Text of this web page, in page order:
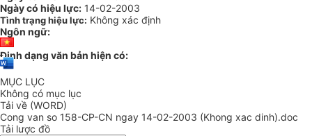
Ngày có hiệu lực: 14-02-2003
Tình trạng hiệu lực: Không xác định
Ngôn ngữ:
Định dạng văn bản hiện có:
MỤC LỤC
Không có mục lục
Tải về (WORD)
Cong van so 158-CP-CN ngay 14-02-2003 (Khong xac dinh).doc
Tải lược đồ